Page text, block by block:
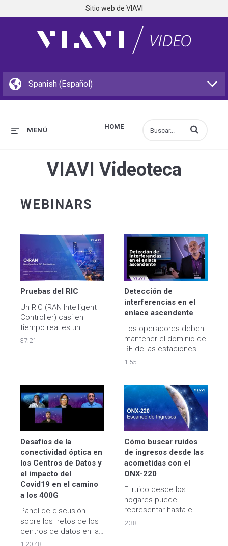
Sitio web de VIAVI
HOME
MENÚ Introduzca los
VIAVI Videoteca
WEBINARS
Pruebas del RIC
Un RIC (RAN Intelligent
Controller) casi en
tiempo real es un
controlador inteligente
reducir las señales y
mejorar la capacidad.
37:21
Detección de
interferencias en el
enlace ascendente
Los operadores deben
mantener el dominio de
RF de las estaciones
base sin interferencias
asegurarse de que sus
torres no interfieran
entre sí debido a
errores de
temporización de red.
Descubra cómo VIAVI
ayuda a soluciona
1:55
Desafíos de la
conectividad óptica en
los Centros de Datos y
el impacto del
Covid19 en el camino
a los 400G
Panel de discusión
sobre los  retos de los
centros de datos en la
actualidad.
1:20:48
Cómo buscar ruidos
de ingresos desde las
acometidas con el
ONX-220
El ruido desde los
hogares puede
representar hasta el
70% del ruido de la red
2:38